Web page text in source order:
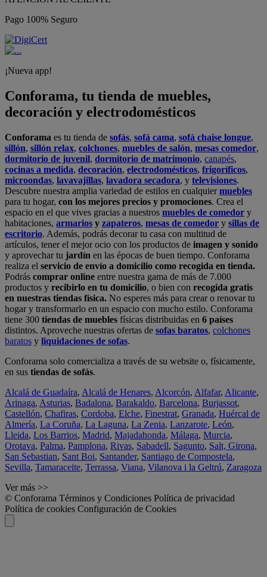
Pago 100% Seguro
¡Nueva app!
Conforama, tu tienda de muebles,
decoración y electrodomésticos
Conforama es tu tienda de sofás, sofá cama, sofá chaise longue,
sillón, sillón relax, colchones, muebles de salón, mesas comedor,
dormitorio de juvenil, dormitorio de matrimonio, canapés,
cocinas a medida, decoración, electrodomésticos, frigoríficos,
microondas, lavavajillas, lavadora secadora, y televisiones.
Descubre nuestra amplia variedad de estilos en cualquiermuebles
para tu hogar, con los mejores precios y promociones. Crea el
espacio en el que vives gracias a nuestros muebles de comedor y
habitaciones, armarios y zapateros, mesas de comedor y sillas de
escritorio. Además, podrás decorar tu casa con multitud de
artículos, tener el mejor ocio con los productos de imagen y sonido
y aprovechar tu jardín en las épocas de buen tiempo. Conforama
realiza el servicio de envío a domicilio como recogida en tienda.
Podrás comprar online entre nuestra gama de más de 7.000
productos y recibirlo en tu domicilio, o bien con recogida gratis
en nuestras tiendas física. No esperes más para crear o renovar tu
hogar y transformarlo en un espacio con mucho estilo. Conforama
tiene 300 tiendas de muebles físicas distribuidas en 6 países
distintos. Aproveche nuestras ofertas de sofas baratos, colchones
baratos y liquidaciones de sofas.
Conforama solo comercializa a través de su website o, físicamente,
en sus tiendas de sofás.
Alcalá de Guadaíra, Alcalá de Henares, Alcorcón, Alfafar, Alicante,
Arinaga, Asturias, Badalona, Barakaldo, Barcelona, Burjassot,
Castellón, Chafiras, Cordoba, Elche, Finestrat, Granada, Huércal de
Almería, La Coruña, La Laguna, La Zenia, Lanzarote, León,
Lleida, Los Barrios, Madrid, Majadahonda, Málaga, Murcia,
Orotava, Palma, Pamplona, Rivas, Sabadell, Sagunto, Salt, Girona,
San Sebastian, Sant Boi, Santander, Santiago de Compostela,
Sevilla, Tamaraceite, Terrassa, Viana, Vilanova i la Geltrú, Zaragoza
Ver más >>
© Conforama Términos y Condiciones Política de privacidad
Política de cookies Configuración de Cookies